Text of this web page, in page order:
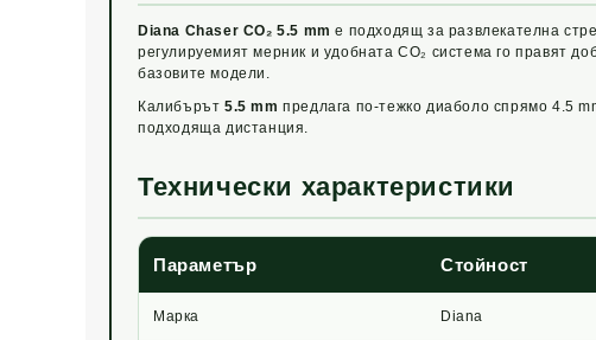
Diana Chaser CO₂ 5.5 mm е подходящ за развлекателна
регулируемият мерник и удобната CO₂ система го правят
базовите модели.
Калибърът 5.5 mm предлага по-тежко диаболо спрямо 4.5
подходяща дистанция.
Технически характеристики
Параметър Стойност
Марка Diana